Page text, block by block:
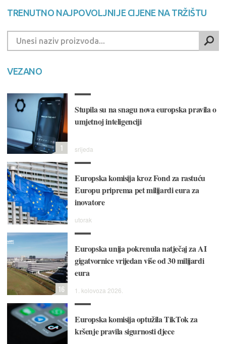
TRENUTNO NAJPOVOLJNIJE CIJENE NA TRŽIŠTU
VEZANO
Stupila su na snagu nova europska pravila o
umjetnoj inteligenciji
srijeda
1
Europska komisija kroz Fond za rastuću
Europu priprema pet milijardi eura za
inovatore
utorak
Europska unija pokrenula natječaj za AI
gigatvornice vrijedan više od 30 milijardi
eura
1. kolovoza 2026.
16
Europska komisija optužila TikTok za
kršenje pravila sigurnosti djece